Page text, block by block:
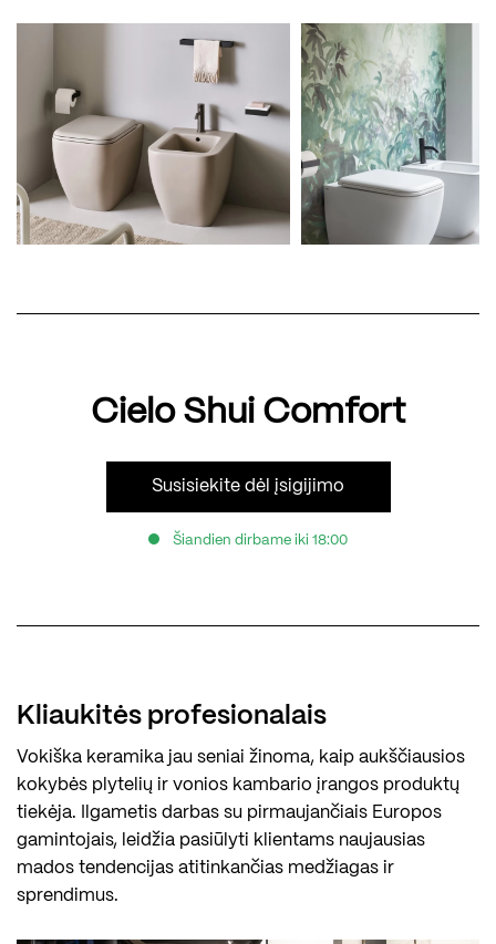
Cielo Shui Comfort
Susisiekite dėl įsigijimo
Šiandien dirbame iki 18:00
Kliaukitės profesionalais
Vokiška keramika jau seniai žinoma, kaip aukščiausios
kokybės plytelių ir vonios kambario įrangos produktų
tiekėja. Ilgametis darbas su pirmaujančiais Europos
gamintojais, leidžia pasiūlyti klientams naujausias
mados tendencijas atitinkančias medžiagas ir
sprendimus.